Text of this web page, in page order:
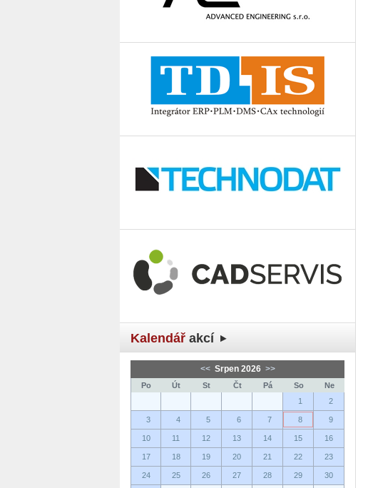
Kalendář akcí
<< Srpen 2026 >>
Po Út St Čt Pá So
Ne
1
2
3 4 5 6 7 8 9
10 11 12 13 14 15 16
17 18 19 20 21 22 23
24 25 26 27 28 29 30